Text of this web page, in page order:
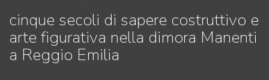
cinque secoli di sapere costruttivo e
arte figurativa nella dimora Manenti
a Reggio Emilia